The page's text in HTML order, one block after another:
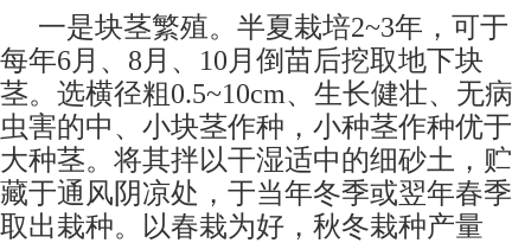
一是块茎繁殖。半夏栽培2~3年，可于
每年6月、8月、10月倒苗后挖取地下块
茎。选横径粗0.5~10cm、生长健壮、无病
虫害的中、小块茎作种，小种茎作种优于
大种茎。将其拌以干湿适中的细砂土，贮
藏于通风阴凉处，于当年冬季或翌年春季
取出栽种。以春栽为好，秋冬栽种产量